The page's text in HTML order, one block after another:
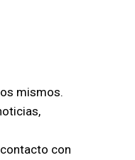
mismos.
con